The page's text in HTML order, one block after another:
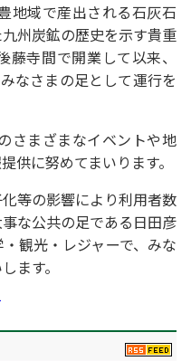
地域で産出される石灰石
州炭鉱の歴史を示す貴重
寺間で開業して以来、
なさまの足として運行を
さまざまなイベントや地
供に努めてまいります。
等の影響により利用者数
な公共の足である日田彦
観光・レジャーで、みな
ます。